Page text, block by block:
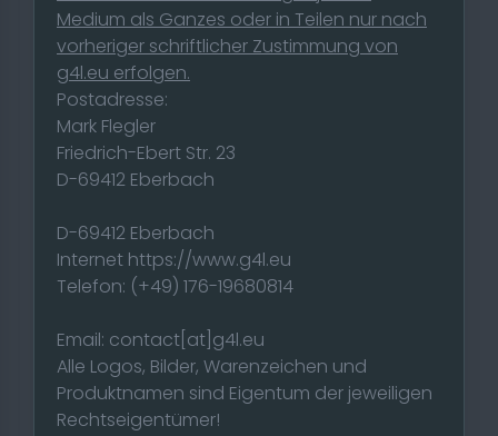
Medium als Ganzes oder in Teilen nur nach
vorheriger schriftlicher Zustimmung von
g4l.eu erfolgen.
Postadresse:
Mark Flegler
Friedrich-Ebert Str. 23
D-69412 Eberbach
D-69412 Eberbach
Internet https://www.g4l.eu
Telefon: (+49) 176-19680814
Email: contact[at]g4l.eu
Alle Logos, Bilder, Warenzeichen und
Produktnamen sind Eigentum der jeweiligen
Rechtseigentümer!